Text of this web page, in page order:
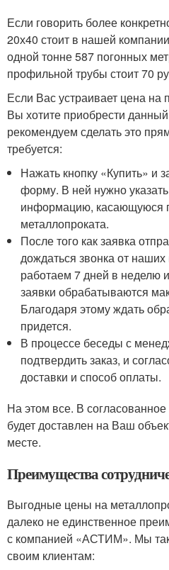
Если говорить более
20х40 стоит в нашей
одной тонне 587 погонных
профильной трубы стоит 70
Если Вас устраивает цена на
Вы хотите приобрести
рекомендуем сделать это
требуется:
Нажать кнопку «Купить» и
форму. В ней нужно
информацию, касающуюся
металлопроката.
После того как заявка
дождаться звонка от
работаем 7 дней в неделю
заявки обрабатываются
Благодаря этому ждать
придется.
В процессе беседы с
подтвердить заказ, и
доставки и способ оплаты.
На этом все. В
будет доставлен на Ваш
месте.
Преимущества
Выгодные цены на
далеко не единственное
с компанией «АСТИМ». Мы
своим клиентам: